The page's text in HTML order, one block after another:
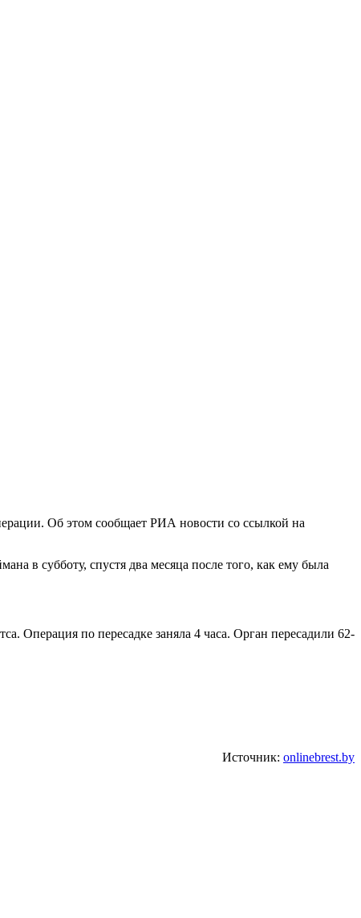
Об этом сообщает РИА новости со ссылкой на
в субботу, спустя два месяца после того, как ему была
Операция по пересадке заняла 4 часа. Орган пересадили 62-
Источник: onlinebrest.by